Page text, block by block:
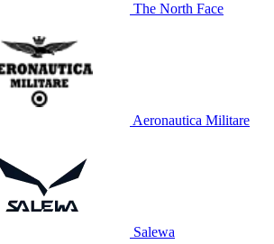
The North Face
Aeronautica Militare
Salewa